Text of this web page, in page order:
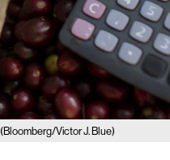
(Bloomberg/Victor J. Blue)